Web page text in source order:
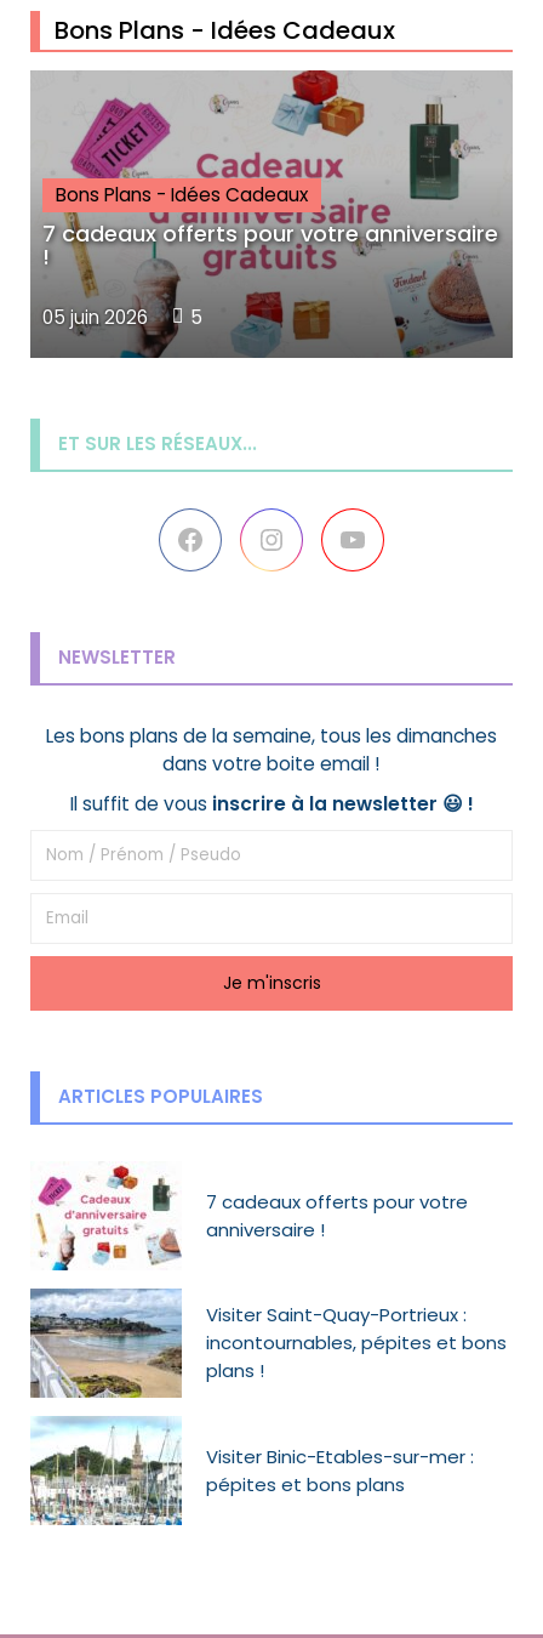
Bons Plans - Idées Cadeaux
Bons Plans - Idées Cadeaux
7 cadeaux offerts pour votre anniversaire
!
05 juin 2026 5
ET SUR LES RÉSEAUX...
FacebookInstagramYouTube
NEWSLETTER
Les bons plans de la semaine, tous les dimanches
dans votre boite email !
Il suffit de vous inscrire à la newsletter 😃 !
ARTICLES POPULAIRES
7 cadeaux offerts pour votre
anniversaire !
Visiter Saint-Quay-Portrieux :
incontournables, pépites et bons
plans !
Visiter Binic-Etables-sur-mer :
pépites et bons plans